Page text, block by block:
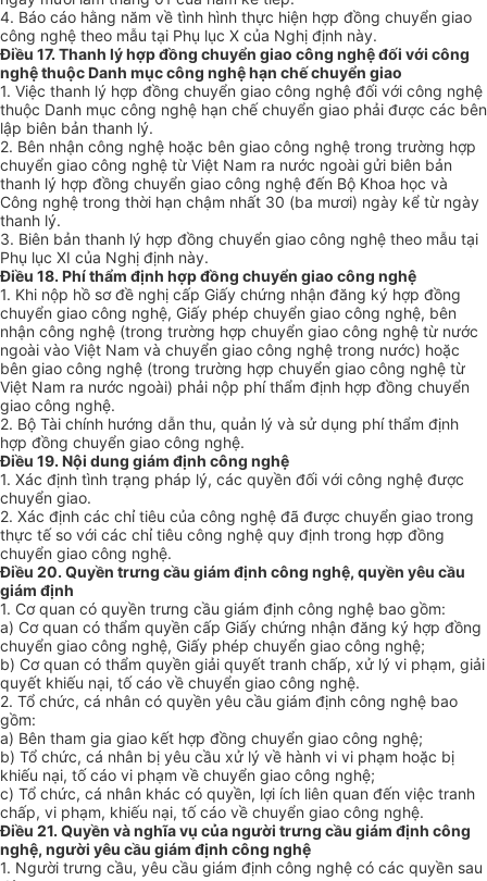
4. Báo cáo hằng năm về tình hình thực hiện hợp đồng chuyển giao
công nghệ theo mẫu tại Phụ lục X của Nghị định này.
Điều 17. Thanh lý hợp đồng chuyển giao công nghệ đối với công
nghệ thuộc Danh mục công nghệ hạn chế chuyển giao
1. Việc thanh lý hợp đồng chuyển giao công nghệ đối với công nghệ
thuộc Danh mục công nghệ hạn chế chuyển giao phải được các bên
lập biên bản thanh lý.
2. Bên nhận công nghệ hoặc bên giao công nghệ trong trường hợp
chuyển giao công nghệ từ Việt Nam ra nước ngoài gửi biên bản
thanh lý hợp đồng chuyển giao công nghệ đến Bộ Khoa học và
Công nghệ trong thời hạn chậm nhất 30 (ba mươi) ngày kể từ ngày
thanh lý.
3. Biên bản thanh lý hợp đồng chuyển giao công nghệ theo mẫu tại
Phụ lục XI của Nghị định này.
Điều 18. Phí thẩm định hợp đồng chuyển giao công nghệ
1. Khi nộp hồ sơ đề nghị cấp Giấy chứng nhận đăng ký hợp đồng
chuyển giao công nghệ, Giấy phép chuyển giao công nghệ, bên
nhận công nghệ (trong trường hợp chuyển giao công nghệ từ nước
ngoài vào Việt Nam và chuyển giao công nghệ trong nước) hoặc
bên giao công nghệ (trong trường hợp chuyển giao công nghệ từ
Việt Nam ra nước ngoài) phải nộp phí thẩm định hợp đồng chuyển
giao công nghệ.
2. Bộ Tài chính hướng dẫn thu, quản lý và sử dụng phí thẩm định
hợp đồng chuyển giao công nghệ.
Điều 19. Nội dung giám định công nghệ
1. Xác định tình trạng pháp lý, các quyền đối với công nghệ được
chuyển giao.
2. Xác định các chỉ tiêu của công nghệ đã được chuyển giao trong
thực tế so với các chỉ tiêu công nghệ quy định trong hợp đồng
chuyển giao công nghệ.
Điều 20. Quyền trưng cầu giám định công nghệ, quyền yêu cầu
giám định
1. Cơ quan có quyền trưng cầu giám định công nghệ bao gồm:
a) Cơ quan có thẩm quyền cấp Giấy chứng nhận đăng ký hợp đồng
chuyển giao công nghệ, Giấy phép chuyển giao công nghệ;
b) Cơ quan có thẩm quyền giải quyết tranh chấp, xử lý vi phạm, giải
quyết khiếu nại, tố cáo về chuyển giao công nghệ.
2. Tổ chức, cá nhân có quyền yêu cầu giám định công nghệ bao
gồm:
a) Bên tham gia giao kết hợp đồng chuyển giao công nghệ;
b) Tổ chức, cá nhân bị yêu cầu xử lý về hành vi vi phạm hoặc bị
khiếu nại, tố cáo vi phạm về chuyển giao công nghệ;
c) Tổ chức, cá nhân khác có quyền, lợi ích liên quan đến việc tranh
chấp, vi phạm, khiếu nại, tố cáo về chuyển giao công nghệ.
Điều 21. Quyền và nghĩa vụ của người trưng cầu giám định công
nghệ, người yêu cầu giám định công nghệ
1. Người trưng cầu, yêu cầu giám định công nghệ có các quyền sau